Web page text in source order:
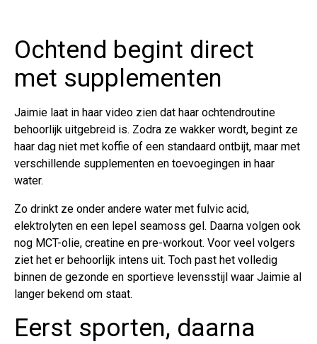
Ochtend begint direct
met supplementen
Jaimie laat in haar video zien dat haar ochtendroutine
behoorlijk uitgebreid is. Zodra ze wakker wordt, begint ze
haar dag niet met koffie of een standaard ontbijt, maar met
verschillende supplementen en toevoegingen in haar
water.
Zo drinkt ze onder andere water met fulvic acid,
elektrolyten en een lepel seamoss gel. Daarna volgen ook
nog MCT-olie, creatine en pre-workout. Voor veel volgers
ziet het er behoorlijk intens uit. Toch past het volledig
binnen de gezonde en sportieve levensstijl waar Jaimie al
langer bekend om staat.
Eerst sporten, daarna